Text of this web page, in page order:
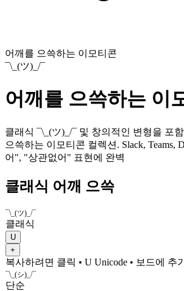
어깨를 으쓱하는 이모티콘
¯\_(ツ)_/¯
어깨를 으쓱하는 이
클래식 ¯\_(ツ)_/¯ 및 창의적인 변형을 포
으쓱하는 이모티콘 컬렉션. Slack, Teams,
어", "상관없어" 표현에 완벽
클래식 어깨 으쓱
¯\_(ツ)_/¯
클래식
U
+
복사하려면 클릭 • U Unicode • 보드에 추
¯\_(シ)_/¯
단순